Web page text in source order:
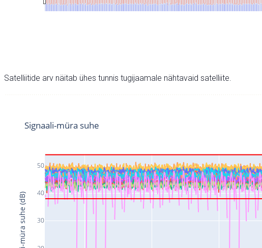
Satelliitide arv näitab ühes tunnis tugijaamale nähtavaid satelliite.
30
40
50
Signaali-müra suhe